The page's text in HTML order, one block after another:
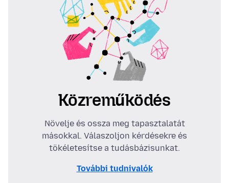
Közreműködés
Növelje és ossza meg tapasztalatát
másokkal. Válaszoljon kérdésekre és
tökéletesítse a tudásbázisunkat.
További tudnivalók